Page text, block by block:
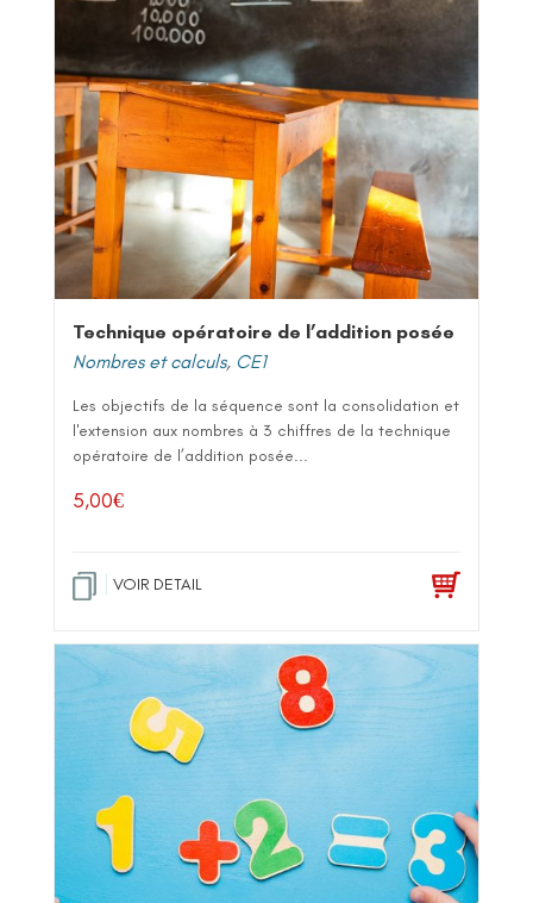
Technique opératoire de l’addition posée
Nombres et calculs, CE1
Les objectifs de la séquence sont la consolidation et
l'extension aux nombres à 3 chiffres de la technique
opératoire de l’addition posée...
5,00€
VOIR DETAIL